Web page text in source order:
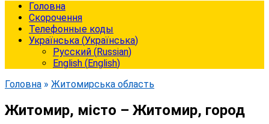
Головна
Cкорочення
Телефонные коды
Українська (Українська)
Русский (Russian)
English (English)
Головна » Житомирська область
Житомир, місто – Житомир, город